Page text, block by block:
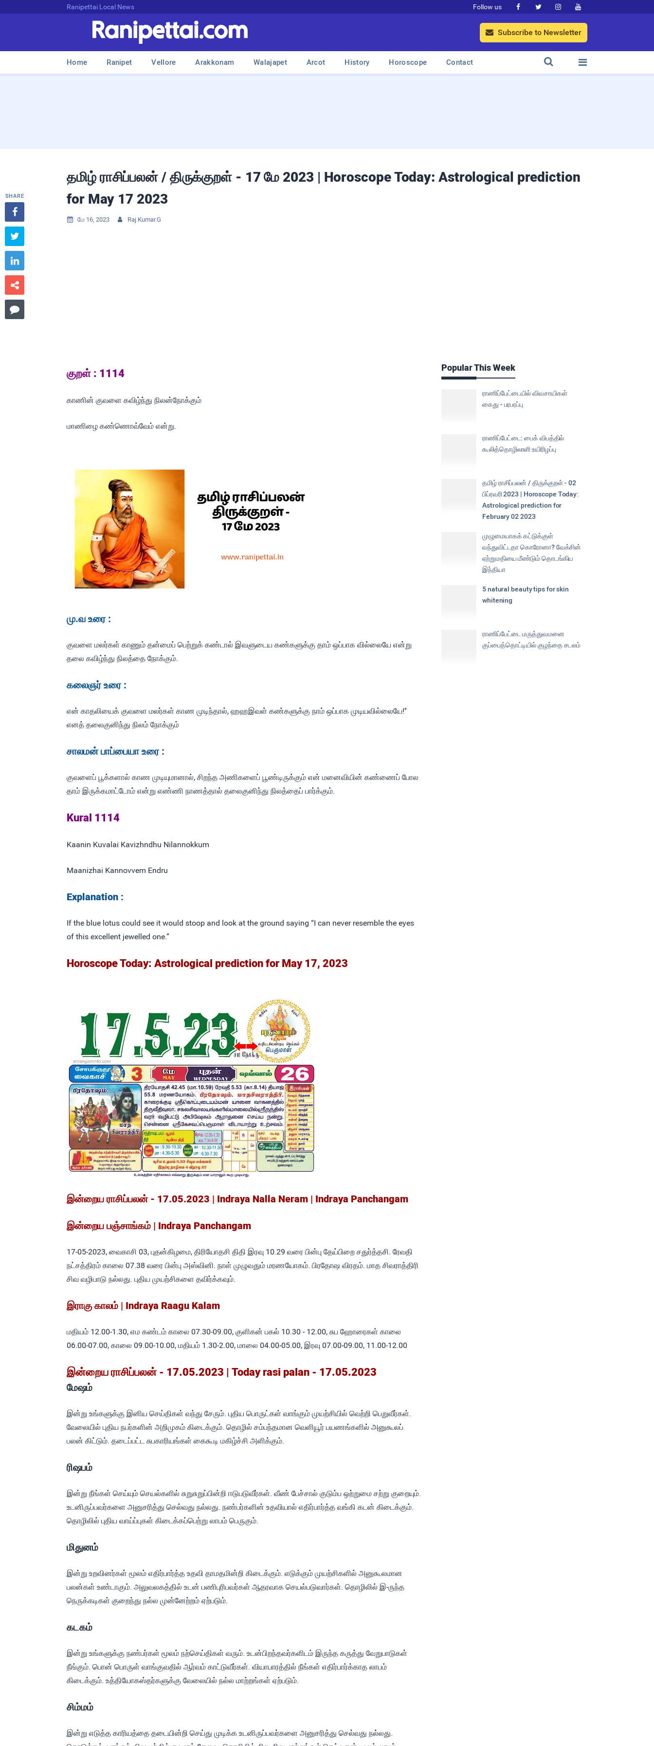
Ranipettai Local News Follow us    
 Subscribe to Newsletter
Home Ranipet Vellore Arakkonam Walajapet Arcot History Horoscope Contact 

தமிழ் ராசிப்பலன் / திருக்குறள் - 17 மே 2023 | Horoscope Today: Astrological prediction
for May 17 2023
 மே 16, 2023  Raj Kumar.G
குறள் : 1114
காணின் குவளை கவிழ்ந்து நிலன்நோக்கும்
மாணிழை கண்ணொவ்வேம் என்று.
மு.வ உரை :
குவளை மலர்கள் காணும் தன்மைப் பெற்றுக் கண்டால் இவளுடைய கண்களுக்கு தாம் ஒப்பாக வில்லையே என்று
தலை கவிழ்ந்து நிலத்தை நோக்கும்.
கலைஞர் உரை :
என் காதலியைக் குவளை மலர்கள் காண முடிந்தால், ஹஹஇவள் கண்களுக்கு நாம் ஒப்பாக முடியவில்லையே!''
எனத் தலைகுனிந்து நிலம் நோக்கும்
சாலமன் பாப்பையா உரை :
குவளைப் பூக்களால் காண முடியுமானால், சிறந்த அணிகளைப் பூண்டிருக்கும் என் மனைவியின் கண்ணைப் போல
தாம் இருக்கமாட்டோம் என்று எண்ணி நாணத்தால் தலைகுனிந்து நிலத்தைப் பார்க்கும்.
Kural 1114
Kaanin Kuvalai Kavizhndhu Nilannokkum
Maanizhai Kannovvem Endru
Explanation :
If the blue lotus could see it would stoop and look at the ground saying “I can never resemble the eyes
of this excellent jewelled one.”
Horoscope Today: Astrological prediction for May 17, 2023
இன்றைய ராசிப்பலன் - 17.05.2023 | Indraya Nalla Neram | Indraya Panchangam
இன்றைய பஞ்சாங்கம் | Indraya Panchangam
17-05-2023, வைகாசி 03, புதன்கிழமை, திரியோதசி திதி இரவு 10.29 வரை பின்பு தேய்பிறை சதுர்த்தசி. ரேவதி
நட்சத்திரம் காலை 07.38 வரை பின்பு அஸ்வினி. நாள் முழுவதும் மரணயோகம். பிரதோஷ விரதம். மாத சிவராத்திரி
சிவ வழிபாடு நல்லது. புதிய முயற்சிகளை தவிர்க்கவும்.
இராகு காலம் | Indraya Raagu Kalam
மதியம் 12.00-1.30, எம கண்டம் காலை 07.30-09.00, குளிகன் பகல் 10.30 - 12.00, சுப ஹோரைகள் காலை
06.00-07.00, காலை 09.00-10.00, மதியம் 1.30-2.00, மாலை 04.00-05.00, இரவு 07.00-09.00, 11.00-12.00
இன்றைய ராசிப்பலன் - 17.05.2023 | Today rasi palan - 17.05.2023
மேஷம்
இன்று உங்களுக்கு இனிய செய்திகள் வந்து சேரும். புதிய பொருட்கள் வாங்கும் முயற்சியில் வெற்றி பெறுவீர்கள்.
வேலையில் புதிய நபர்களின் அறிமுகம் கிடைக்கும். தொழில் சம்பந்தமான வெளியூர் பயணங்களில் அனுகூலப்
பலன் கிட்டும். தடைப்பட்ட சுபகாரியங்கள் கைகூடி மகிழ்ச்சி அளிக்கும்.
ரிஷபம்
இன்று நீங்கள் செய்யும் செயல்களில் சுறுசுறுப்பின்றி ஈடுபடுவீர்கள். வீண் பேச்சால் குடும்ப ஒற்றுமை சற்று குறையும்.
உடனிருப்பவர்களை அனுசரித்து செல்வது நல்லது. நண்பர்களின் உதவியால் எதிர்பார்த்த வங்கி கடன் கிடைக்கும்.
தொழிலில் புதிய வாய்ப்புகள் கிடைக்கப்பெற்று லாபம் பெருகும்.
மிதுனம்
இன்று உறவினர்கள் மூலம் எதிர்பார்த்த உதவி தாமதமின்றி கிடைக்கும். எடுக்கும் முயற்சிகளில் அனுகூலமான
பலன்கள் உண்டாகும். அலுவலகத்தில் உடன் பணிபுரிபவர்கள் ஆதரவாக செயல்படுவார்கள். தொழிலில் இ-ருந்த
நெருக்கடிகள் குறைந்து நல்ல முன்னேற்றம் ஏற்படும்.
கடகம்
இன்று உங்களுக்கு நண்பர்கள் மூலம் நற்செய்திகள் வரும். உடன்பிறந்தவர்களிடம் இருந்த கருத்து வேறுபாடுகள்
நீங்கும். பொன் பொருள் வாங்குவதில் ஆர்வம் காட்டுவீர்கள். வியாபாரத்தில் நீங்கள் எதிர்பார்க்காத லாபம்
கிடைக்கும். உத்தியோகஸ்தர்களுக்கு வேலையில் நல்ல மாற்றங்கள் ஏற்படும்.
சிம்மம்
இன்று எடுத்த காரியத்தை தடையின்றி செய்து முடிக்க உடனிருப்பவர்களை அனுசரித்து செல்வது நல்லது.
SHARE





Popular This Week
ராணிப்பேட்டையில் விவசாயிகள்
கைது - பரபரப்பு
ராணிப்பேட்டை: பைக் விபத்தில்
கூலித்தொழிலாளி உயிரிழப்பு
தமிழ் ராசிப்பலன் / திருக்குறள் - 02
பிப்ரவரி 2023 | Horoscope Today:
Astrological prediction for
February 02 2023
முழுமையாகக் கட்டுக்குள்
வந்துவிட்டதா கொரோனா? வேக்சின்
ஏற்றுமதியை மீண்டும் தொடங்கிய
இந்தியா
5 natural beauty tips for skin
whitening
ராணிப்பேட்டை மருத்துவமனை
குப்பைத்தொட்டியில் குழந்தை சடலம்